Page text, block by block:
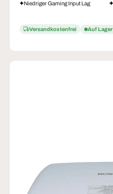
Niedriger Gaming Input Lag
Versandkostenfrei Auf Lager